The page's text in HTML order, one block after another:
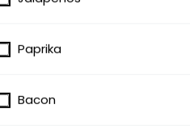
Paprika
Bacon